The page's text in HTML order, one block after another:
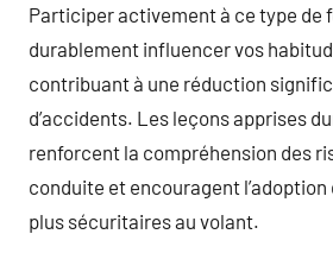
Participer activement à ce type de
durablement influencer vos
contribuant à une réduction
d’accidents. Les leçons apprises
renforcent la compréhension des
conduite et encouragent
plus sécuritaires au volant.